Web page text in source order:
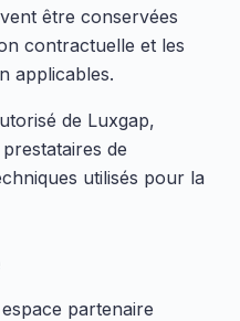
être conservées
contractuelle et les
applicables.
de Luxgap,
de
utilisés pour la
partenaire